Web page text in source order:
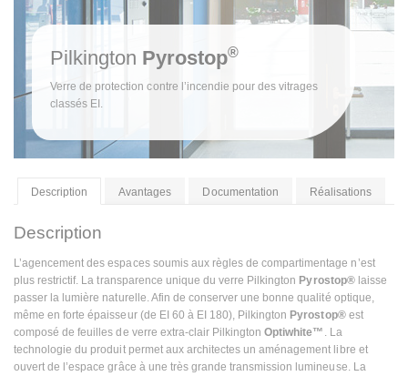
Pilkington Pyrostop®
Verre de protection contre l’incendie pour des vitrages
classés EI.
Description Avantages Documentation Réalisations
Description
L’agencement des espaces soumis aux règles de compartimentage n’est
plus restrictif. La transparence unique du verre Pilkington Pyrostop®laisse
passer la lumière naturelle. Afin de conserver une bonne qualité optique,
même en forte épaisseur (de EI 60 à EI 180), Pilkington Pyrostop®est
composé de feuilles de verre extra-clair PilkingtonOptiwhite™
. La
technologie du produit permet aux architectes un aménagement libre et
ouvert de l’espace grâce à une très grande transmission lumineuse. La